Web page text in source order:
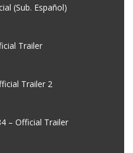
(Sub. Español)
Trailer
Trailer 2
– Official Trailer